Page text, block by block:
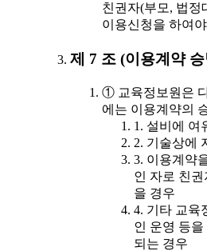
친권자(부모, 법정
이용신청을 하여
제 7 조 (이용계약
① 교육정보원은
에는 이용계약의
1. 설비에 여
2. 기술상에
3. 이용계약
인 자로 친
을 경우
4. 기타 교육
인 운영 등
되는 경우